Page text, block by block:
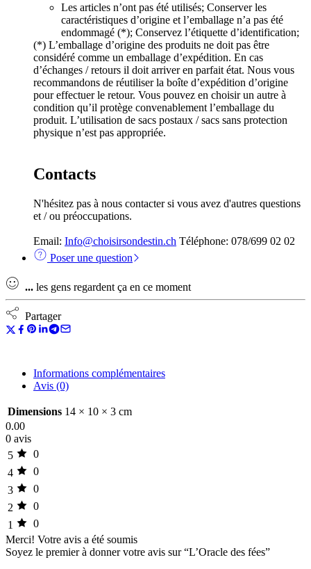
Les articles n’ont pas été utilisés; Conserver les
caractéristiques d’origine et l’emballage n’a pas été
endommagé (*); Conservez l’étiquette d’identification;
(*) L’emballage d’origine des produits ne doit pas être
considéré comme un emballage d’expédition. En cas
d’échanges / retours il doit arriver en parfait état. Nous vous
recommandons de réutiliser la boîte d’expédition d’origine
pour effectuer le retour. Vous pouvez en choisir un autre à
condition qu’il protège convenablement l’emballage du
produit. L’utilisation de sacs postaux / sacs sans protection
physique n’est pas appropriée.
Contacts
N'hésitez pas à nous contacter si vous avez d'autres questions
et / ou préoccupations.
Email: Info@choisirsondestin.ch Téléphone: 078/699 02 02
Poser une question
... les gens regardent ça en ce moment
Partager
Informations complémentaires
Avis (0)
Dimensions 14 × 10 × 3 cm
0.00
0 avis
5
0
4
0
3
0
2
0
1
0
Merci! Votre avis a été soumis
Soyez le premier à donner votre avis sur “L’Oracle des fées”